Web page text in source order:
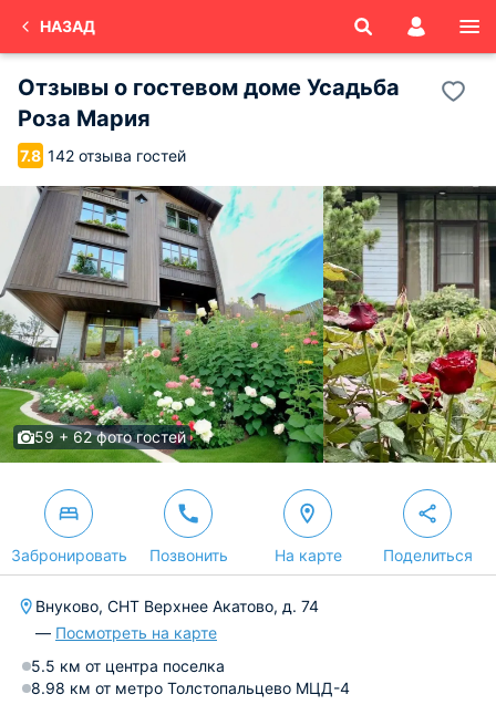
НАЗАД
Отзывы о гостевом доме Усадьба
Роза Мария
7.8 142 отзыва гостей
59 + 62 фото гостей
Забронировать Позвонить На карте Поделиться
Внуково, СНТ Верхнее Акатово, д. 74
— Посмотреть на карте
5.5 км от центра поселка
8.98 км от метро Толстопальцево МЦД-4